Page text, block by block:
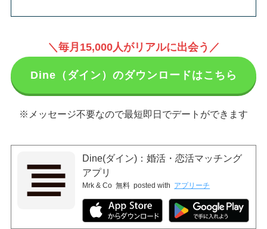
＼毎月15,000人がリアルに出会う／
Dine（ダイン）のダウンロードはこちら
※メッセージ不要なので最短即日でデートができます
Dine(ダイン)：婚活・恋活マッチング
アプリ
Mrk & Co 無料 posted with アプリーチ